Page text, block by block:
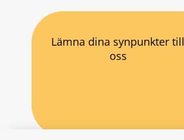
Lämna dina synpunkter till
oss